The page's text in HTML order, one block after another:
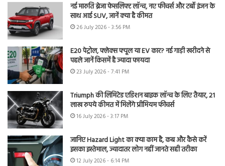
नई मारुति ब्रेजा फेसलिफ्ट लॉन्च, नए फीचर्स और टर्बो इंजन के
साथ आई SUV, जानें क्या है कीमत
26 July 2026 - 3:56 PM
E20 पेट्रोल, फ्लेक्स फ्यूल या EV कार? नई गाड़ी खरीदने से
पहले जानें किसमें है ज्यादा फायदा
23 July 2026 - 7:41 PM
Triumph की लिमिटेड एडिशन बाइक लॉन्च के लिए तैयार, 21
लाख रुपये कीमत में मिलेंगे प्रीमियम फीचर्स
16 July 2026 - 3:17 PM
जानिए Hazard Light का क्या काम है, कब और कैसे करें
इसका इस्तेमाल, ज्यादातर लोग नहीं जानते सही तरीका
12 July 2026 - 6:14 PM